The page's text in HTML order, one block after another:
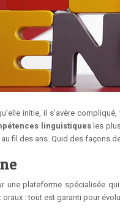
initie, il s’avère
linguistiquesles plus
fil des ans. Quid des façons
une plateforme spécialisée
: tout est garanti pour